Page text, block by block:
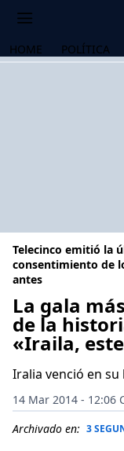
HOME POLÍTICA
Telecinco emitió la
consentimiento de
antes
La gala
de la
«Iraila,
Iralia venció en
14 Mar 2014 - 12:06
Archivado en: 3